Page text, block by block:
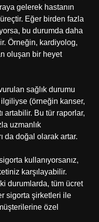
gelerek hastanın
Eğer birden fazla
bu durumda daha
Örneğin, kardiyolog,
oluşan bir heyet
sağlık durumu
(örneğin kanser,
artabilir. Bu tür raporlar,
uzmanlık
da doğal olarak artar.
kullanıyorsanız,
karşılayabilir.
durumlarda, tüm ücret
sigorta şirketleri ile
özel